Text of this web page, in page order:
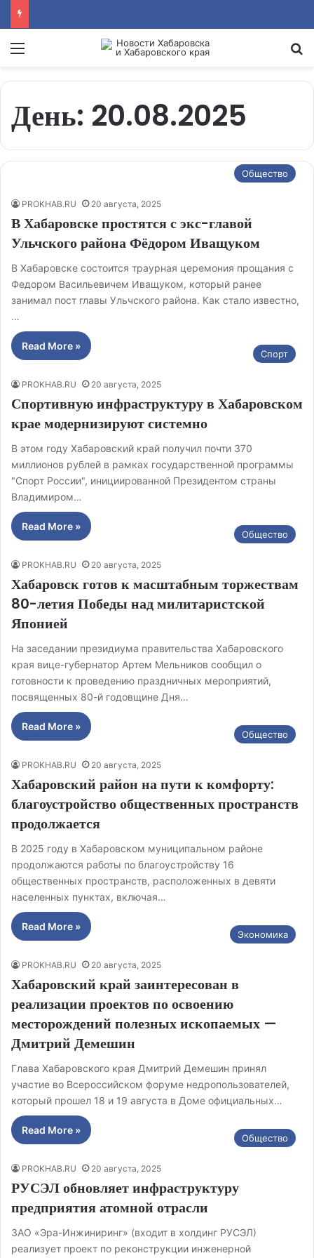
Menu
День: 20.08.2025
Общество
PROKHAB.RU 20 августа, 2025
В Хабаровске простятся с экс-главой
Ульчского района Фёдором Иващуком
В Хабаровске состоится траурная церемония прощания с
Федором Васильевичем Иващуком, который ранее
занимал пост главы Ульчского района. Как стало известно,
…
Read More »
Спорт
PROKHAB.RU 20 августа, 2025
Спортивную инфраструктуру в Хабаровском
крае модернизируют системно
В этом году Хабаровский край получил почти 370
миллионов рублей в рамках государственной программы
"Спорт России", инициированной Президентом страны
Владимиром…
Read More »
Общество
PROKHAB.RU 20 августа, 2025
Хабаровск готов к масштабным торжествам
80-летия Победы над милитаристской
Японией
На заседании президиума правительства Хабаровского
края вице-губернатор Артем Мельников сообщил о
готовности к проведению праздничных мероприятий,
посвященных 80-й годовщине Дня…
Read More »
Общество
PROKHAB.RU 20 августа, 2025
Хабаровский район на пути к комфорту:
благоустройство общественных пространств
продолжается
В 2025 году в Хабаровском муниципальном районе
продолжаются работы по благоустройству 16
общественных пространств, расположенных в девяти
населенных пунктах, включая…
Read More »
Экономика
PROKHAB.RU 20 августа, 2025
Хабаровский край заинтересован в
реализации проектов по освоению
месторождений полезных ископаемых —
Дмитрий Демешин
Глава Хабаровского края Дмитрий Демешин принял
участие во Всероссийском форуме недропользователей,
который прошел 18 и 19 августа в Доме официальных…
Read More »
Общество
PROKHAB.RU 20 августа, 2025
РУСЭЛ обновляет инфраструктуру
предприятия атомной отрасли
ЗАО «Эра-Инжиниринг» (входит в холдинг РУСЭЛ)
реализует проект по реконструкции инженерной